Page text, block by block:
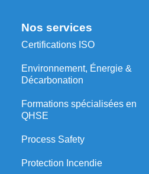
Nos services
Certifications ISO
Environnement, Énergie &
Décarbonation
⁠Formations spécialisées en
QHSE
Process Safety
Protection Incendie